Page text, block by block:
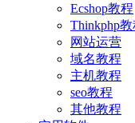
Ecshop教程
Thinkphp教
网站运营
域名教程
主机教程
seo教程
其他教程